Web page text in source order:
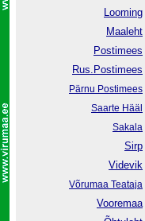
Looming
Maaleht
Postimees
Rus.Postimees
Pärnu Postimees
Saarte Hääl
Sakala
Sirp
Videvik
Võrumaa Teataja
Vooremaa